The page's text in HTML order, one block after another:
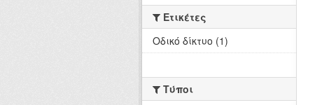
Ετικέτες
Οδικό δίκτυο (1)
Τύποι